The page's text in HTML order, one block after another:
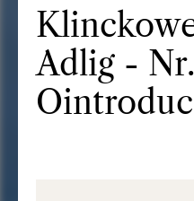
Adlig - Nr.